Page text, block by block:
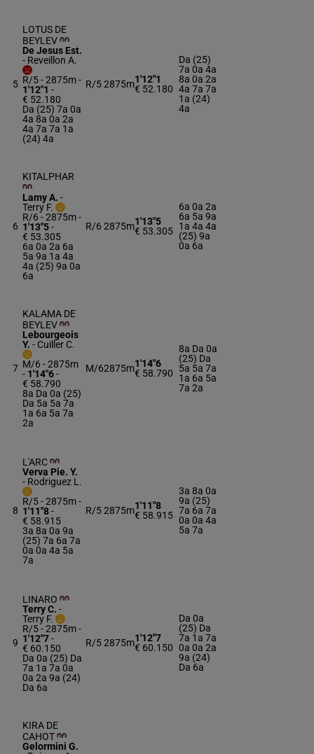
5
LOTUS DE
BEYLEV
De Jesus Est.
- Reveillon A.
R/5 - 2875m-
1'12"1 -
€ 52.180
Da (25) 7a 0a
4a 8a 0a 2a
4a 7a 7a 1a
(24) 4a
R/52875m1'12"1
€ 52.180
Da (25)
7a 0a 4a
8a 0a 2a
4a 7a 7a
1a (24)
4a
6
KITALPHAR
Lamy A. -
Terry F.
R/6 - 2875m-
1'13"5-
€ 53.305
6a 0a 2a 6a
5a 9a 1a 4a
4a (25) 9a 0a
6a
R/6 2875m1'13"5
€ 53.305
6a 0a 2a
6a 5a 9a
1a 4a 4a
(25) 9a
0a 6a
7
KALAMA DE
BEYLEV
Lebourgeois
Y. - Cuiller C.
M/6 - 2875m
- 1'14"6-
€ 58.790
8a Da 0a (25)
Da 5a 5a 7a
1a 6a 5a 7a
2a
M/62875m1'14"6
€ 58.790
8a Da 0a
(25) Da
5a 5a 7a
1a 6a 5a
7a 2a
8
L'ARC
Verva Pie. Y.
- Rodriguez L.
R/5 - 2875m-
1'11"8-
€ 58.915
3a 8a 0a 9a
(25) 7a 6a 7a
0a 0a 4a 5a
7a
R/52875m1'11"8
€ 58.915
3a 8a 0a
9a (25)
7a 6a 7a
0a 0a 4a
5a 7a
9
LINARO
Terry C. -
Terry F.
R/5 - 2875m-
1'12"7-
€ 60.150
Da 0a (25) Da
7a 1a 7a 0a
0a 2a 9a (24)
Da 6a
R/52875m1'12"7
€ 60.150
Da 0a
(25) Da
7a 1a 7a
0a 0a 2a
9a (24)
Da 6a
KIRA DE
CAHOT
Gelormini G.